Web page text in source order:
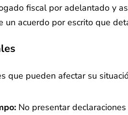
fiscal por adelantado y
acuerdo por escrito que
que pueden afectar su
No presentar